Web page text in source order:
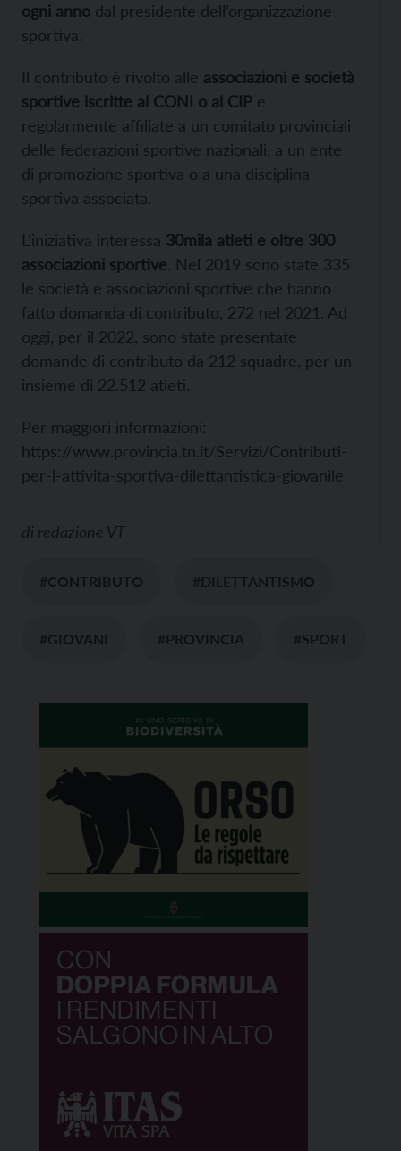
ogni anno dal presidente dell’organizzazione
sportiva.
Il contributo è rivolto alle associazioni e società
sportive iscritte al CONI o al CIP e
regolarmente affiliate a un comitato provinciali
delle federazioni sportive nazionali, a un ente
di promozione sportiva o a una disciplina
sportiva associata.
L’iniziativa interessa 30mila atleti e oltre 300
associazioni sportive. Nel 2019 sono state 335
le società e associazioni sportive che hanno
fatto domanda di contributo, 272 nel 2021. Ad
oggi, per il 2022, sono state presentate
domande di contributo da 212 squadre, per un
insieme di 22.512 atleti.
Per maggiori informazioni:
https://www.provincia.tn.it/Servizi/Contributi-
per-l-attivita-sportiva-dilettantistica-giovanile
di redazione VT
#CONTRIBUTO #DILETTANTISMO
#GIOVANI #PROVINCIA #SPORT